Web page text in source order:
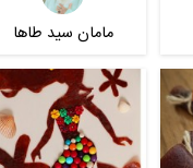
مامان سید طاها